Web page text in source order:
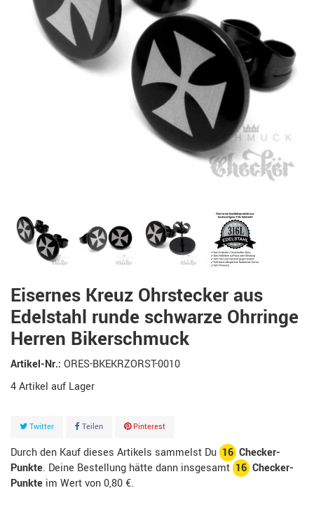
Eisernes Kreuz Ohrstecker aus
Edelstahl runde schwarze Ohrringe
Herren Bikerschmuck
Artikel-Nr.: ORES-BKEKRZORST-0010
4Artikel
Twitter Teilen Pinterest
Durch den Kauf dieses Artikels sammelst Du 16 Checker-
Punkte. Deine Bestellung hätte dann insgesamt 16 Checker-
Punkte im Wert von0,80 €.